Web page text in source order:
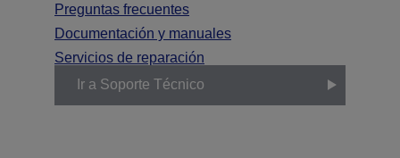
Preguntas frecuentes
Documentación y manuales
Servicios de reparación
Ir a Soporte Técnico